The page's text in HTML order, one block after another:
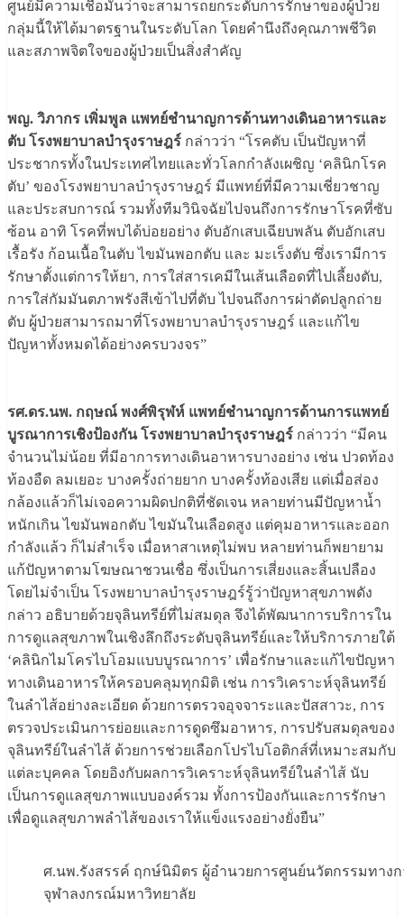
ศูนย์มีความเชื่อมั่นว่าจะสามารถยกระดับการรักษาของผู้ป่วย
กลุ่มนี้ให้ได้มาตรฐานในระดับโลก โดยคำนึงถึงคุณภาพชีวิต
และสภาพจิตใจของผู้ป่วยเป็นสิ่งสำคัญ
พญ. วิภากร เพิ่มพูล แพทย์ชำนาญการด้านทางเดินอาหารและ
ตับ โรงพยาบาลบำรุงราษฎร์ กล่าวว่า “โรคตับ เป็นปัญหาที่
ประชากรทั้งในประเทศไทยและทั่วโลกกำลังเผชิญ ‘คลินิกโรค
ตับ’ ของโรงพยาบาลบำรุงราษฎร์ มีแพทย์ที่มีความเชี่ยวชาญ
และประสบการณ์ รวมทั้งทีมวินิจฉัยไปจนถึงการรักษาโรคที่ซับ
ซ้อน อาทิ โรคที่พบได้บ่อยอย่าง ตับอักเสบเฉียบพลัน ตับอักเสบ
เรื้อรัง ก้อนเนื้อในตับ ไขมันพอกตับ และ มะเร็งตับ ซึ่งเรามีการ
รักษาตั้งแต่การให้ยา, การใส่สารเคมีในเส้นเลือดที่ไปเลี้ยงตับ,
การใส่กัมมันตภาพรังสีเข้าไปที่ตับ ไปจนถึงการผ่าตัดปลูกถ่าย
ตับ ผู้ป่วยสามารถมาที่โรงพยาบาลบำรุงราษฎร์ และแก้ไข
ปัญหาทั้งหมดได้อย่างครบวงจร”
รศ.ดร.นพ. กฤษณ์ พงศ์พิรุฬห์ แพทย์ชำนาญการด้านการแพทย์
บูรณาการเชิงป้องกัน โรงพยาบาลบำรุงราษฎร์ กล่าวว่า “มีคน
จำนวนไม่น้อย ที่มีอาการทางเดินอาหารบางอย่าง เช่น ปวดท้อง
ท้องอืด ลมเยอะ บางครั้งถ่ายยาก บางครั้งท้องเสีย แต่เมื่อส่อง
กล้องแล้วก็ไม่เจอความผิดปกติที่ชัดเจน หลายท่านมีปัญหาน้ำ
หนักเกิน ไขมันพอกตับ ไขมันในเลือดสูง แต่คุมอาหารและออก
กำลังแล้ว ก็ไม่สำเร็จ เมื่อหาสาเหตุไม่พบ หลายท่านก็พยายาม
แก้ปัญหาตามโฆษณาชวนเชื่อ ซึ่งเป็นการเสี่ยงและสิ้นเปลือง
โดยไม่จำเป็น โรงพยาบาลบำรุงราษฎร์รู้ว่าปัญหาสุขภาพดัง
กล่าว อธิบายด้วยจุลินทรีย์ที่ไม่สมดุล จึงได้พัฒนาการบริการใน
การดูแลสุขภาพในเชิงลึกถึงระดับจุลินทรีย์และให้บริการภายใต้
‘คลินิกไมโครไบโอมแบบบูรณาการ’ เพื่อรักษาและแก้ไขปัญหา
ทางเดินอาหารให้ครอบคลุมทุกมิติ เช่น การวิเคราะห์จุลินทรีย์
ในลำไส้อย่างละเอียด ด้วยการตรวจอุจจาระและปัสสาวะ, การ
ตรวจประเมินการย่อยและการดูดซึมอาหาร, การปรับสมดุลของ
จุลินทรีย์ในลำไส้ ด้วยการช่วยเลือกโปรไบโอติกส์ที่เหมาะสมกับ
แต่ละบุคคล โดยอิงกับผลการวิเคราะห์จุลินทรีย์ในลำไส้ นับ
เป็นการดูแลสุขภาพแบบองค์รวม ทั้งการป้องกันและการรักษา
เพื่อดูแลสุขภาพลำไส้ของเราให้แข็งแรงอย่างยั่งยืน”
ศ.นพ.รังสรรค์ ฤกษ์นิมิตร ผู้อำนวยการศูนย์นวัตกรรมทา
จุฬาลงกรณ์มหาวิทยาลัย